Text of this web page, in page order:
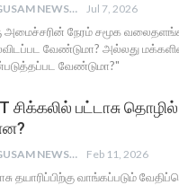
ANGUSAM NEWS Jul 7, 2026
அமைச்சரின் நேரம் சமூக
வேண்டுமா? அல்லது
வேண்டுமா?"
சிக்கலில் பட்டாசு
ANGUSAM NEWS Feb 11, 2026
தயாரிப்பிற்கு வாங்கப்படும்